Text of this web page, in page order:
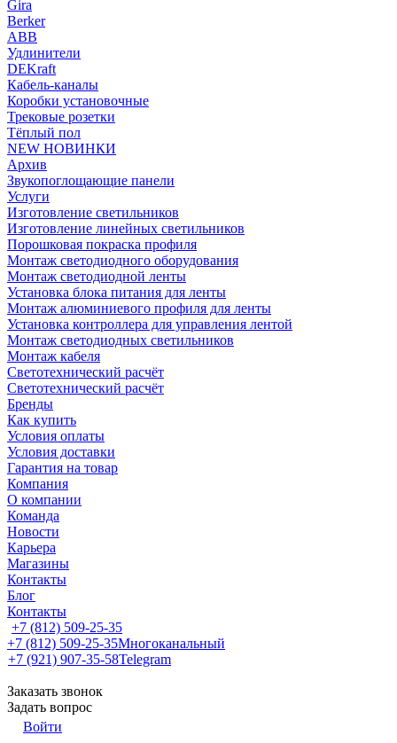
Gira
Berker
ABB
Удлинители
DEKraft
Кабель-каналы
Коробки установочные
Трековые розетки
Тёплый пол
NEW НОВИНКИ
Архив
Звукопоглощающие панели
Услуги
Изготовление светильников
Изготовление линейных светильников
Порошковая покраска профиля
Монтаж светодиодного оборудования
Монтаж светодиодной ленты
Установка блока питания для ленты
Монтаж алюминиевого профиля для ленты
Установка контроллера для управления лентой
Монтаж светодиодных светильников
Монтаж кабеля
Светотехнический расчёт
Светотехнический расчёт
Бренды
Как купить
Условия оплаты
Условия доставки
Гарантия на товар
Компания
О компании
Команда
Новости
Карьера
Магазины
Контакты
Блог
Контакты
+7 (812) 509-25-35
+7 (812) 509-25-35Многоканальный
+7 (921) 907-35-58Telegram
Заказать звонок
Задать вопрос
Войти